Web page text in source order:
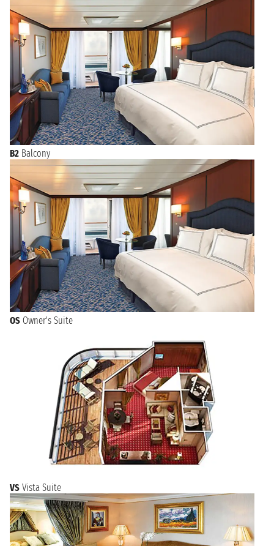
B2 Balcony
OS Owner's Suite
VS Vista Suite